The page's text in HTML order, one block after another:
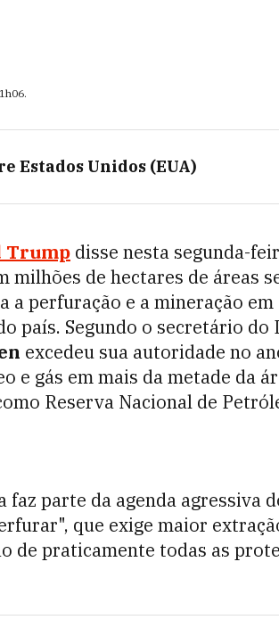
.
Estados Unidos (EUA)
Trump disse nesta segunda-
milhões de hectares de áreas
perfuração e a mineração
país. Segundo o secretário
excedeu sua autoridade no
e gás em mais da metade da
Reserva Nacional de
faz parte da agenda agressiva
que exige maior
de praticamente todas as